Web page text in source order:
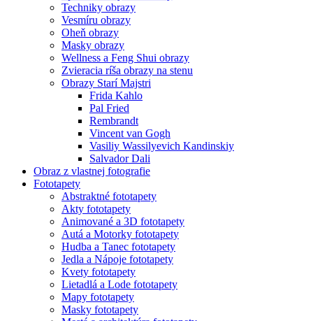
Techniky obrazy
Vesmíru obrazy
Oheň obrazy
Masky obrazy
Wellness a Feng Shui obrazy
Zvieracia ríša obrazy na stenu
Obrazy Starí Majstri
Frida Kahlo
Pal Fried
Rembrandt
Vincent van Gogh
Vasiliy Wassilyevich Kandinskiy
Salvador Dali
Obraz z vlastnej fotografie
Fototapety
Abstraktné fototapety
Akty fototapety
Animované a 3D fototapety
Autá a Motorky fototapety
Hudba a Tanec fototapety
Jedla a Nápoje fototapety
Kvety fototapety
Lietadlá a Lode fototapety
Mapy fototapety
Masky fototapety